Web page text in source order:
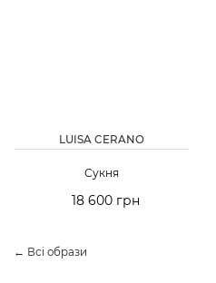
LUISA CERANO
Сукня
18 600 грн
← Всі образи